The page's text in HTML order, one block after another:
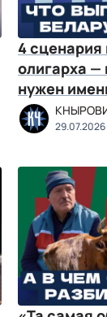
4 сценария
олигарха —
нужен
29.07.2026